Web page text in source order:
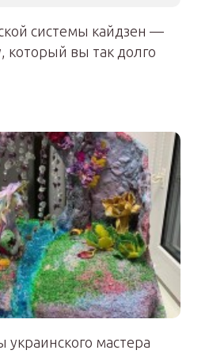
системы кайдзен —
который вы так долго
мастера